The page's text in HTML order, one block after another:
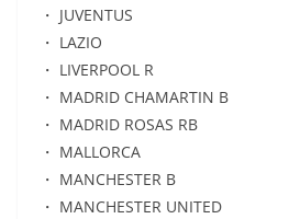
・ JUVENTUS
・ LAZIO
・ LIVERPOOL R
・ MADRID CHAMARTIN B
・ MADRID ROSAS RB
・ MALLORCA
・ MANCHESTER B
・ MANCHESTER UNITED